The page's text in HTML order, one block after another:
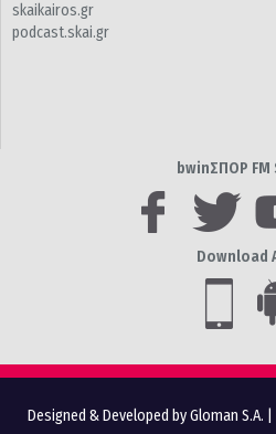
skaikairos.gr
podcast.skai.gr
bwinΣΠΟΡ FM
Download
Designed & Developed by Gloman S.A.